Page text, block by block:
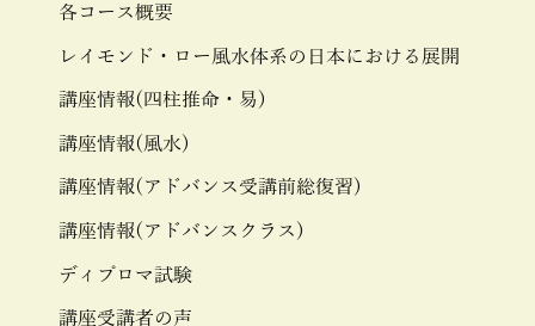
各コース概要
レイモンド・ロー風水体系の日本における展開
講座情報(四柱推命・易)
講座情報(風水)
講座情報(アドバンス受講前総復習)
講座情報(アドバンスクラス)
ディプロマ試験
講座受講者の声